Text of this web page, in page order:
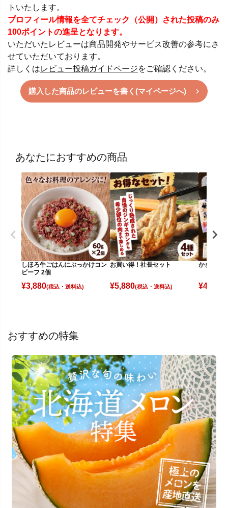
トいたします。
プロフィール情報を全てチェック（公開）された投稿のみ
100ポイントの進呈となります。
いただいたレビューは商品開発やサービス改善の参考にさ
せていただいております。
詳しくはレビュー投稿ガイドページをご確認ください。
購入した商品のレビューを書く(マイページへ)
あなたにおすすめの商品
しほろ牛ごはんにぶっかけコン
ビーフ 2個
¥3,880(税込)
お買い得！社長セット
¥5,880(税込)
かきの燻
¥4,680
おすすめの特集